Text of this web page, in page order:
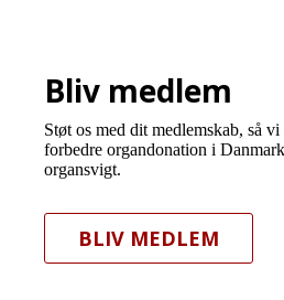
Bliv medlem
Støt os med dit medlemskab, så
forbedre organdonation i
organsvigt.
BLIV MEDLEM